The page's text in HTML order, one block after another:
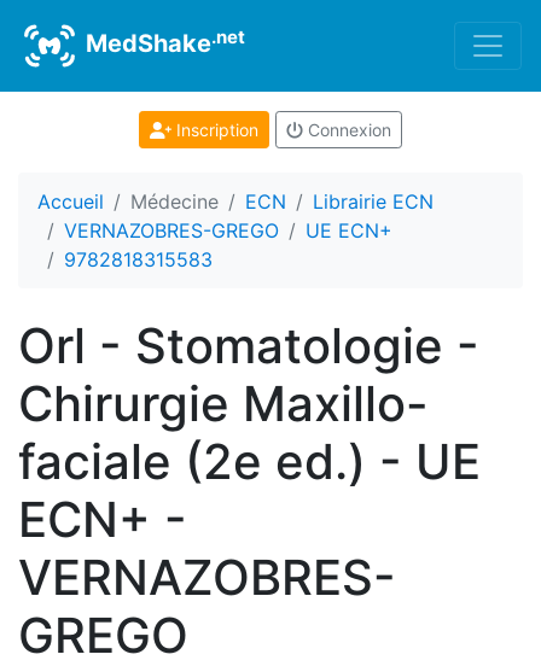
MedShake.net
Inscription Connexion
Accueil Médecine ECN
Librairie ECN
VERNAZOBRES-GREGO
UE ECN+
9782818315583
Orl - Stomatologie -
Chirurgie Maxillo-
faciale (2e ed.) - UE
ECN+ -
VERNAZOBRES-
GREGO